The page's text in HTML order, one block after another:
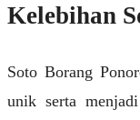
Kelebihan
Soto Borang
unik serta